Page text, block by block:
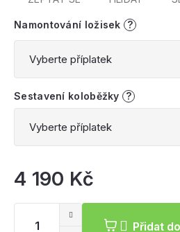
4 190 Kč
Namontování ložisek ?
Sestavení koloběžky ?
Přidat